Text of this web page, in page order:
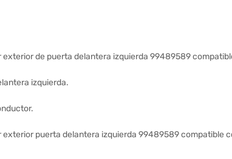
exterior de puerta delantera izquierda 99489589
izquierda.
exterior puerta delantera izquierda 99489589 compatible